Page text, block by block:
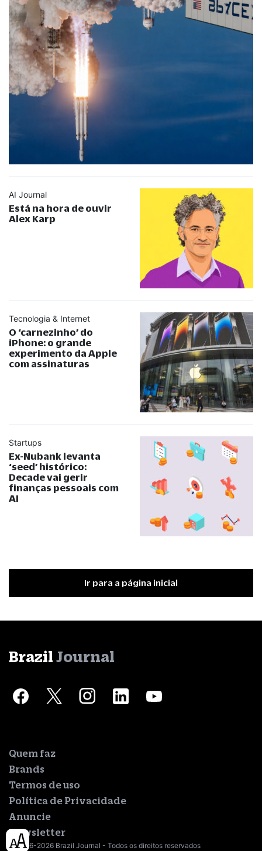
AI Journal
Está na hora de ouvir
Alex Karp
Tecnologia & Internet
O ‘carnezinho’ do
iPhone: o grande
experimento da Apple
com assinaturas
Startups
Ex-Nubank levanta
‘seed’ histórico:
Decade vai gerir
finanças pessoais com
AI
Ir para a página inicial
Brazil Journal
Quem faz
Brands
Termos de uso
Política de Privacidade
Anuncie
Newsletter
© 2016-2026 Brazil Journal - Todos os direitos reservados